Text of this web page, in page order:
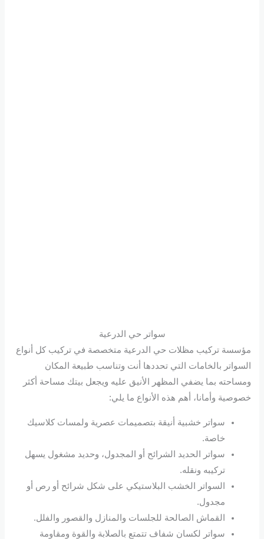
سواتر حي الدرعية
مؤسسة تركيب مظلات حي الدرعية متخصصة في تركيب كل أنواع
السواتر بالخامات التي تحددها أنت وتناسب طبيعة المكان
ومساحته بما يضفي المظهر الأنيق عليه ويجعل بيتك مساحة أكثر
خصوصية وأمانا، أهم هذه الأنواع ما يلي:
سواتر خشبية أنيقة بتصميمات عصرية ولمسات كلاسيك
خاصة.
سواتر الحديد الشرائح أو المجدول، وحديد مشغول يسهل
تركيبه ونقله.
السواتر الخشب البلاستيكي على شكل شرائح أو رص أو
مجدول.
القماش الصالحة للجلسات والمنازل والقصور والفلل.
سواتر لكسان شفاف تتمتع بالصلابة والقوة ومقاومة